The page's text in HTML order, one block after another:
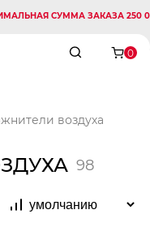
СУММА ЗАКАЗА 250 000
0
воздуха
98